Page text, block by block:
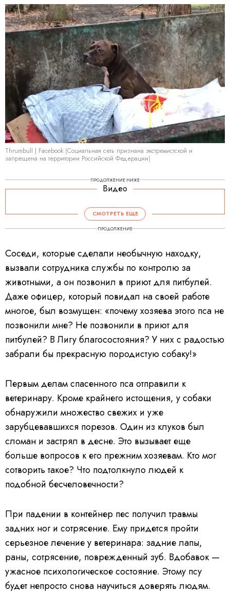
Thrumbull | Facebook (Социальная сеть признана экстремистской и
запрещена на территории Российской Федерации)
ПРОДОЛЖЕНИЕ НИЖЕ
Видео
СМОТРЕТЬ ЕЩЕ
ПРОДОЛЖЕНИЕ
Соседи, которые сделали необычную находку,
вызвали сотрудника службы по контролю за
животными, а он позвонил в приют для питбулей.
Даже офицер, который повидал на своей работе
многое, был возмущен: «почему хозяева этого пса не
позвонили мне? Не позвонили в приют для
питбулей? В Лигу благосостояния? У них с радостью
забрали бы прекрасную породистую собаку!»
Первым делам спасенного пса отправили к
ветеринару. Кроме крайнего истощения, у собаки
обнаружили множество свежих и уже
зарубцевавшихся порезов. Один из клуков был
сломан и застрял в десне. Это вызывает еще
больше вопросов к его прежним хозяевам. Кто мог
сотворить такое? Что подтолкнуло людей к
подобной бесчеловечности?
При падении в контейнер пес получил травмы
задних ног и сотрясение. Ему придется пройти
серьезное лечение у ветеринара: задние лапы,
раны, сотрясение, поврежденный зуб. Вдобавок —
ужасное психологическое состояние. Этому псу
будет непросто снова научиться доверять людям.